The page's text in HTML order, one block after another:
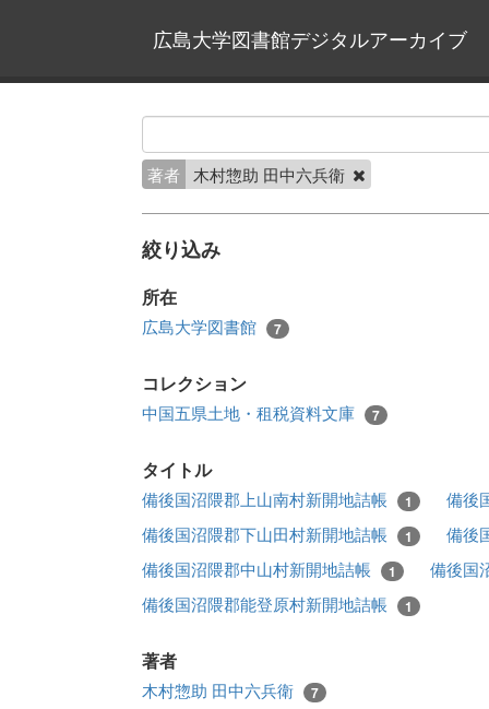
広島大学図書館デジタルアーカイブ
著者 木村惣助 田中六兵衛
絞り込み
所在
広島大学図書館 7
コレクション
中国五県土地・租税資料文庫 7
タイトル
備後国沼隈郡上山南村新開地詰帳 1
備後
備後国沼隈郡下山田村新開地詰帳
1
備後
備後国沼隈郡中山村新開地詰帳
1
備後国
備後国沼隈郡能登原村新開地詰帳
1
著者
木村惣助 田中六兵衛 7